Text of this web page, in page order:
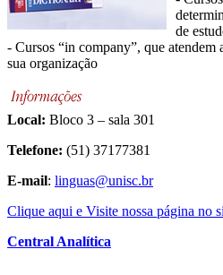
de
- Cursos “in company”, que atendem
sua organização
Local: Bloco 3 – sala 301
Telefone: (51) 37177381
E-mail: linguas@unisc.br
Clique aqui e Visite nossa página no
Central Analítica